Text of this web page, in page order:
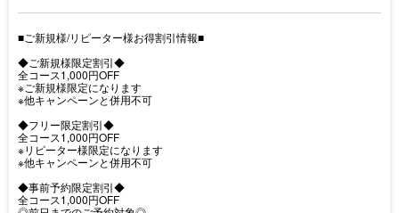
■ご新規様/リピーター様お得割引情報■
◆ご新規様限定割引◆
全コース1,000円OFF
※ご新規様限定になります
※他キャンペーンと併用不可
◆フリー限定割引◆
全コース1,000円OFF
※リピーター様限定になります
※他キャンペーンと併用不可
◆事前予約限定割引◆
全コース1,000円OFF